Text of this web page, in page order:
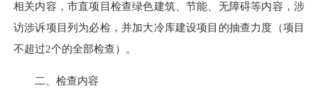
相关内容，市直项目检查绿色建筑、节能、无障碍等内容，涉
访涉诉项目列为必检，并加大冷库建设项目的抽查力度（项目
不超过2个的全部检查）。
二、检查内容